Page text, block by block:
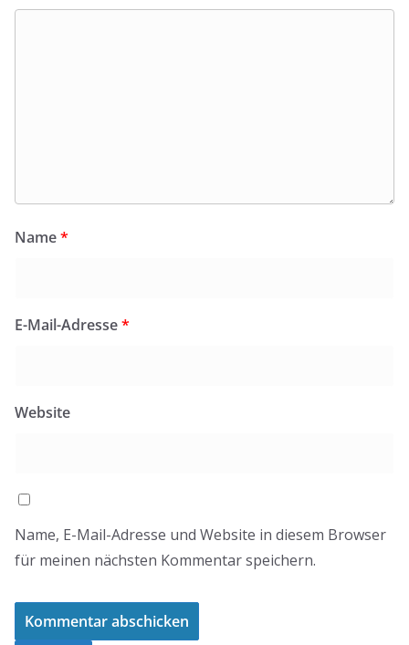
Name*
E-Mail-Adresse*
Website
Name, E-Mail-Adresse und Website in diesem Browser
für meinen nächsten Kommentar speichern.